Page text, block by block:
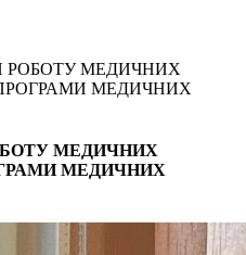
РОБОТУ МЕДИЧНИХ
МЕДИЧНИХ
МЕДИЧНИХ
МЕДИЧНИХ